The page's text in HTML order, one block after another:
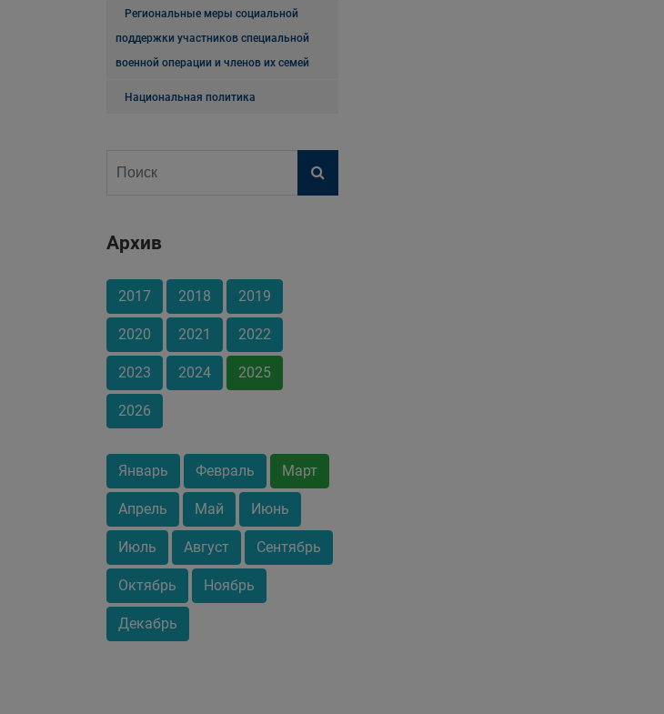
Региональные меры социальной
поддержки участников специальной
военной операции и членов их семей
Национальная политика
Архив
2017 2018 2019
2020 2021 2022
2023 2024 2025
2026
Январь Февраль Март
Апрель Май Июнь
Июль Август Сентябрь
Октябрь Ноябрь
Декабрь